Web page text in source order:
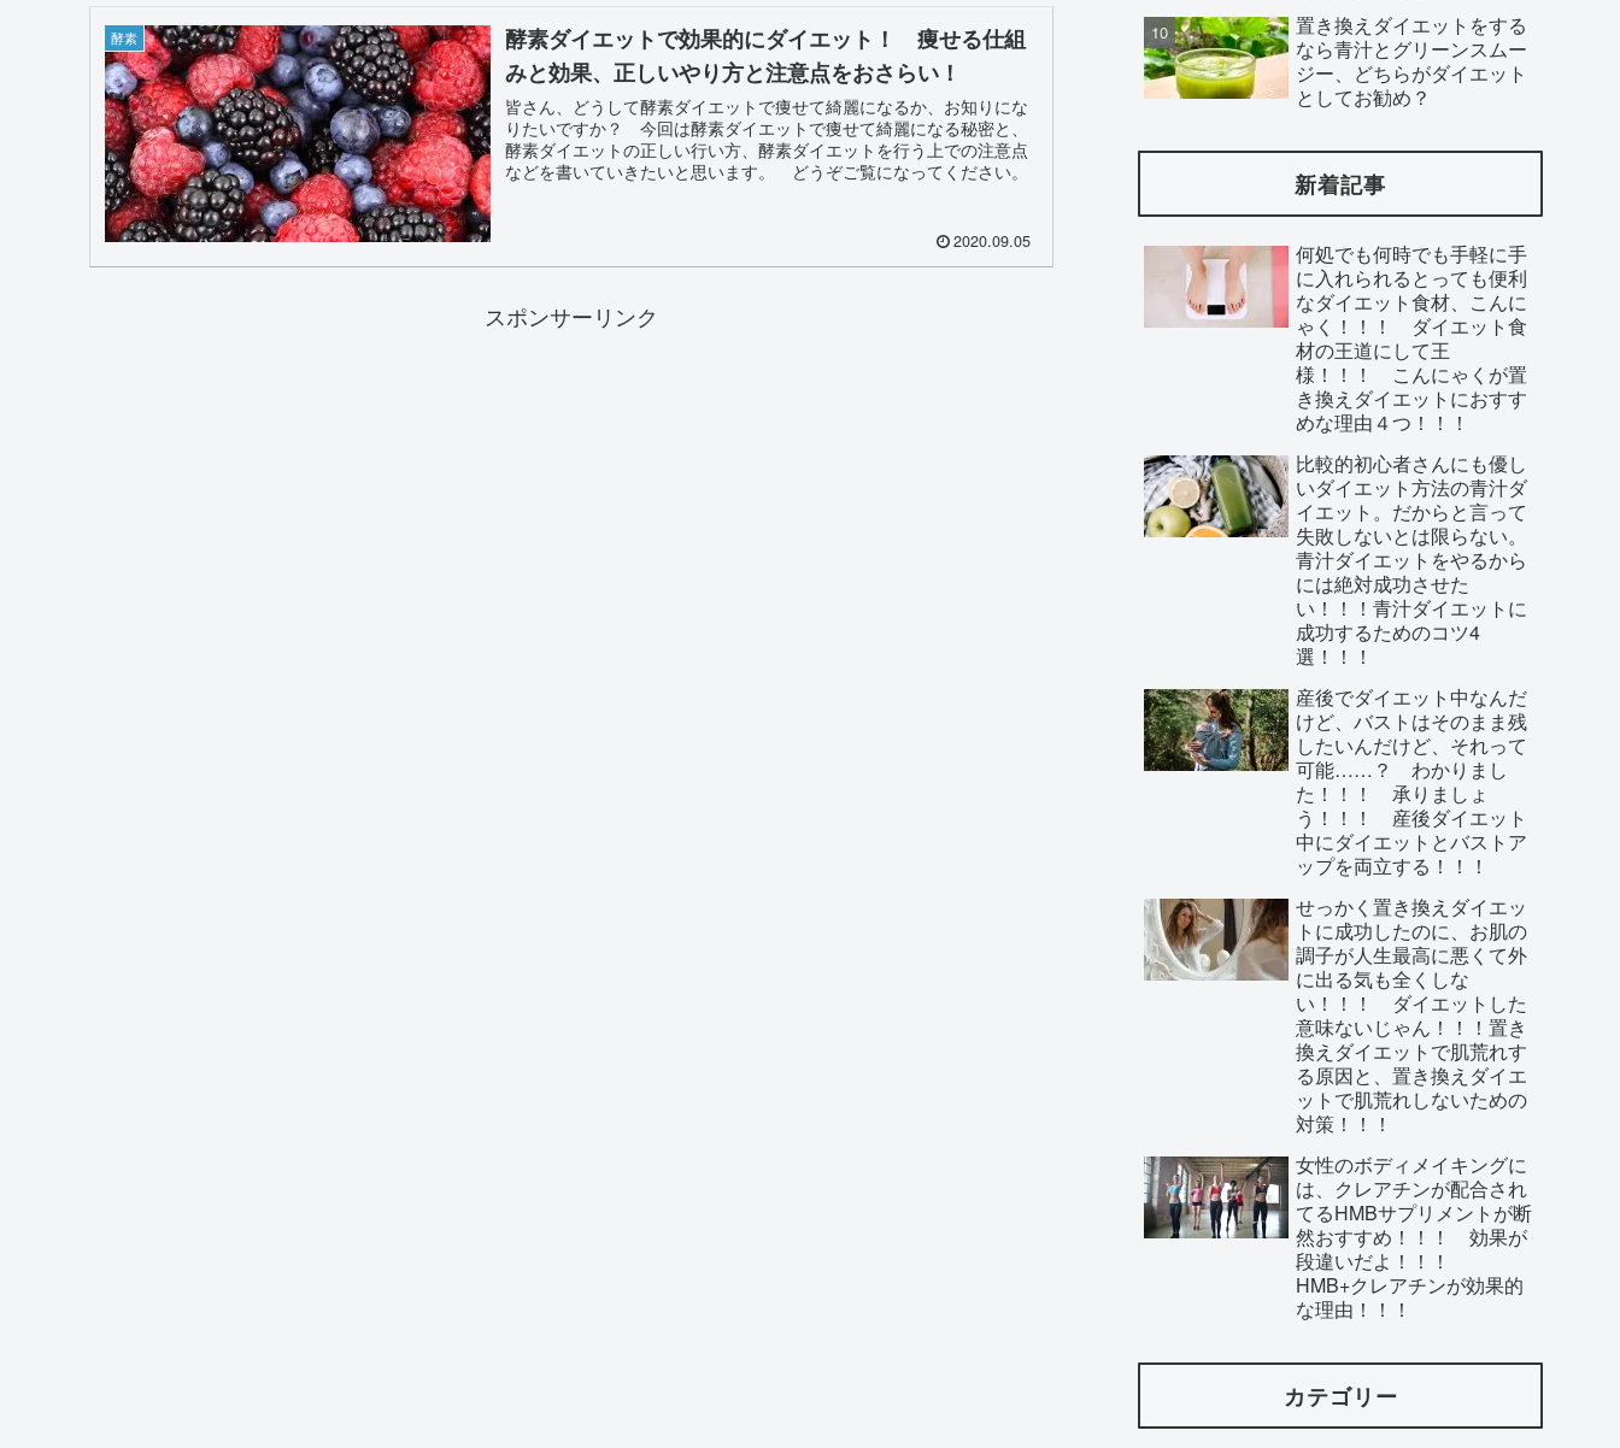
酵素
酵素ダイエットで効果的にダイエット！ 痩せる仕組
みと効果、正しいやり方と注意点をおさらい！
皆さん、どうして酵素ダイエットで痩せて綺麗になるか、お知りにな
りたいですか？ 今回は酵素ダイエットで痩せて綺麗になる秘密と、
酵素ダイエットの正しい行い方、酵素ダイエットを行う上での注意点
などを書いていきたいと思います。 どうぞご覧になってください。
2020.09.05
スポンサーリンク
置き換えダイエットをする
なら青汁とグリーンスムー
ジー、どちらがダイエット
としてお勧め？
新着記事
何処でも何時でも手軽に手
に入れられるとっても便利
なダイエット食材、こんに
ゃく！！！ ダイエット食
材の王道にして王
様！！！ こんにゃくが置
き換えダイエットにおすす
めな理由４つ！！！
比較的初心者さんにも優し
いダイエット方法の青汁ダ
イエット。だからと言って
失敗しないとは限らない。
青汁ダイエットをやるから
には絶対成功させた
い！！！青汁ダイエットに
成功するためのコツ4
選！！！
産後でダイエット中なんだ
けど、バストはそのまま残
したいんだけど、それって
可能……？ わかりまし
た！！！ 承りましょ
う！！！ 産後ダイエット
中にダイエットとバストア
ップを両立する！！！
せっかく置き換えダイエッ
トに成功したのに、お肌の
調子が人生最高に悪くて外
に出る気も全くしな
い！！！ ダイエットした
意味ないじゃん！！！置き
換えダイエットで肌荒れす
る原因と、置き換えダイエ
ットで肌荒れしないための
対策！！！
女性のボディメイキングに
は、クレアチンが配合され
てるHMBサプリメントが断
然おすすめ！！！ 効果が
段違いだよ！！！
HMB+クレアチンが効果的
な理由！！！
カテゴリー